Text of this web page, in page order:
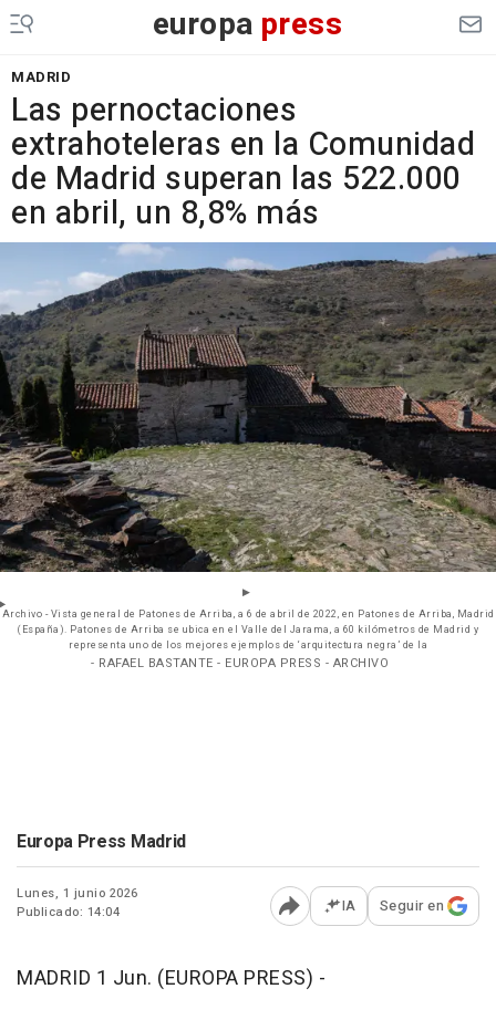
europa press
MADRID
Las pernoctaciones
extrahoteleras en la Comunidad
de Madrid superan las 522.000
en abril, un 8,8% más
Archivo - Vista general de Patones de Arriba, a 6 de abril de 2022, en Patones de Arriba, Madrid
(España). Patones de Arriba se ubica en el Valle del Jarama, a 60 kilómetros de Madrid y
representa uno de los mejores ejemplos de ‘arquitectura negra’ de la
- RAFAEL BASTANTE - EUROPA PRESS - ARCHIVO
Europa Press Madrid
Lunes, 1 junio 2026
Publicado: 14:04
Abrir opciones para
IA Seguir en
MADRID 1 Jun. (EUROPA PRESS) -